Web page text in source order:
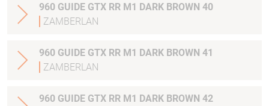
960 GUIDE GTX RR M1 DARK BROWN 40
ZAMBERLAN
960 GUIDE GTX RR M1 DARK BROWN 41
ZAMBERLAN
960 GUIDE GTX RR M1 DARK BROWN 42